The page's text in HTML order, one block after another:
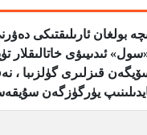
«لېيىغان بۇلاق» ناملىق كۆپ قىسىملىق بۇ
ۋە «سول» ئىدىيىۋى
قىزلىرى گۈلزىبا ،
يۈرگۈزگەن